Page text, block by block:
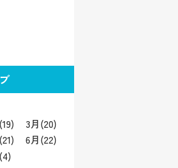
(19) 3月(20)
(21) 6月(22)
(4)